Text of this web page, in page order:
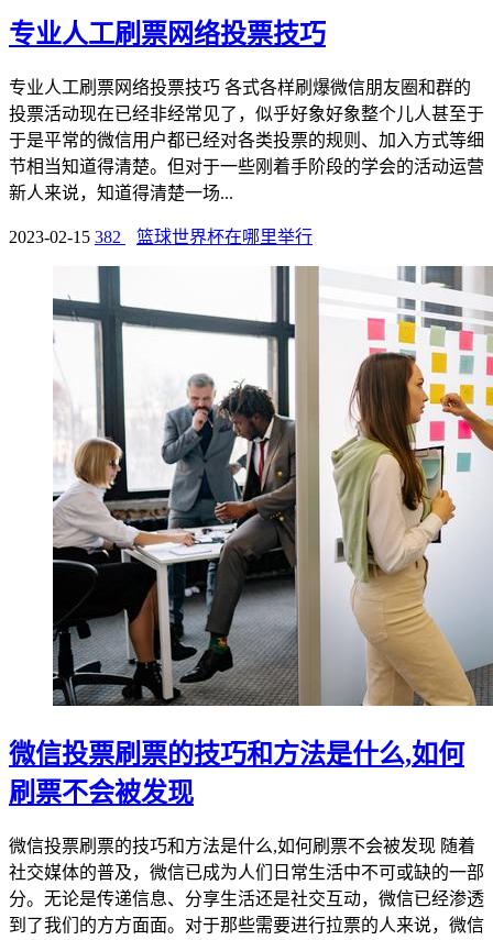
专业人工刷票网络投票技巧
专业人工刷票网络投票技巧 各式各样刷爆微信朋友圈和群的
投票活动现在已经非经常见了，似乎好象好象整个儿人甚至于
于是平常的微信用户都已经对各类投票的规则、加入方式等细
节相当知道得清楚。但对于一些刚着手阶段的学会的活动运营
新人来说，知道得清楚一场...
2023-02-15 382 篮球世界杯在哪里举行
微信投票刷票的技巧和方法是什么,如何
刷票不会被发现
微信投票刷票的技巧和方法是什么,如何刷票不会被发现 随着
社交媒体的普及，微信已成为人们日常生活中不可或缺的一部
分。无论是传递信息、分享生活还是社交互动，微信已经渗透
到了我们的方方面面。对于那些需要进行拉票的人来说，微信